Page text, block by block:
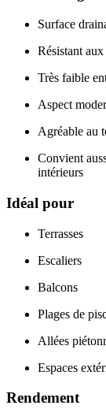
Surface
Résistant
Très faible
Aspect
Agréable au
Convient
intérieurs
Idéal pour
Terrasses
Escaliers
Balcons
Plages de
Allées
Espaces
Rendement